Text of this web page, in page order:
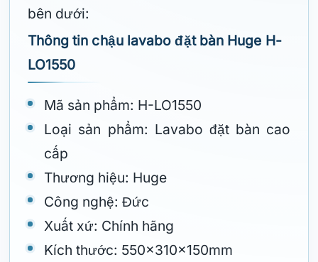
bên dưới:
Thông tin chậu lavabo đặt bàn Huge H-
LO1550
Mã sản phẩm: H-LO1550
Loại sản phẩm: Lavabo đặt bàn cao
cấp
Thương hiệu: Huge
Công nghệ: Đức
Xuất xứ: Chính hãng
Kích thước: 550x310x150mm